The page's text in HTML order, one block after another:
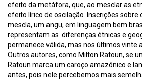
efeito da metáfora, que, ao mesclar as
efeito lírico de oscilação. Inscrições
mescla, um angu, em linguagem bem
representam as diferenças étnicas e
permanece válida, mas nos últimos vinte
Outros autores, como Milton Ratoun,
Ratoun marca um caroço amazônico e
antes, pois nele percebemos mais